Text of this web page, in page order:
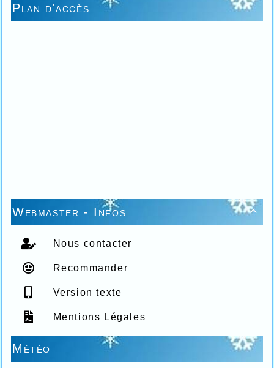
Plan d'accès

Webmaster - Infos
Nous contacter
Recommander
Version texte
Mentions Légales
Météo